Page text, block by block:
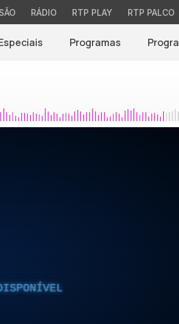
RÁDIO RTP PLAY RTP PALCO
Programas